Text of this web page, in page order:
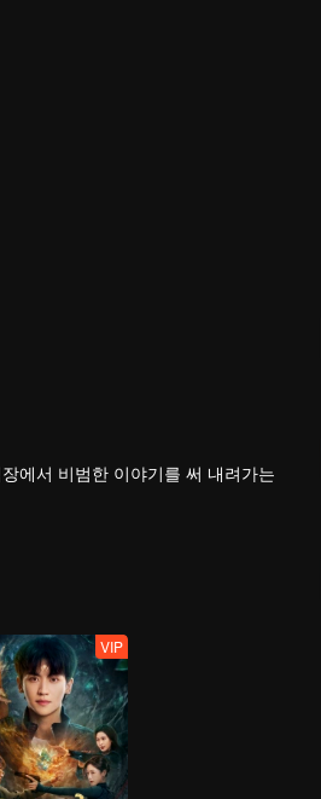
에서 비범한 이야기를 써 내려가는
VIP